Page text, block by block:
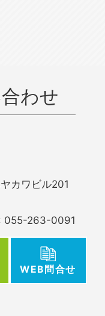
わせ
カワビル201
055-263-0091
WEB問合せ